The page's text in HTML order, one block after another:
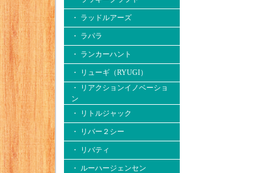
・ ラッドルアーズ
・ ラパラ
・ ランカーハント
・ リューギ（RYUGI）
・ リアクションイノベーショ
ン
・ リトルジャック
・ リバー２シー
・ リバティ
・ ルーハージェンセン